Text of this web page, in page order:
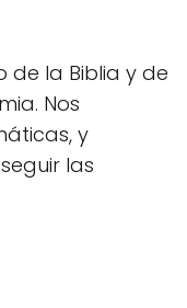
de la Biblia y de
Nos
y
las